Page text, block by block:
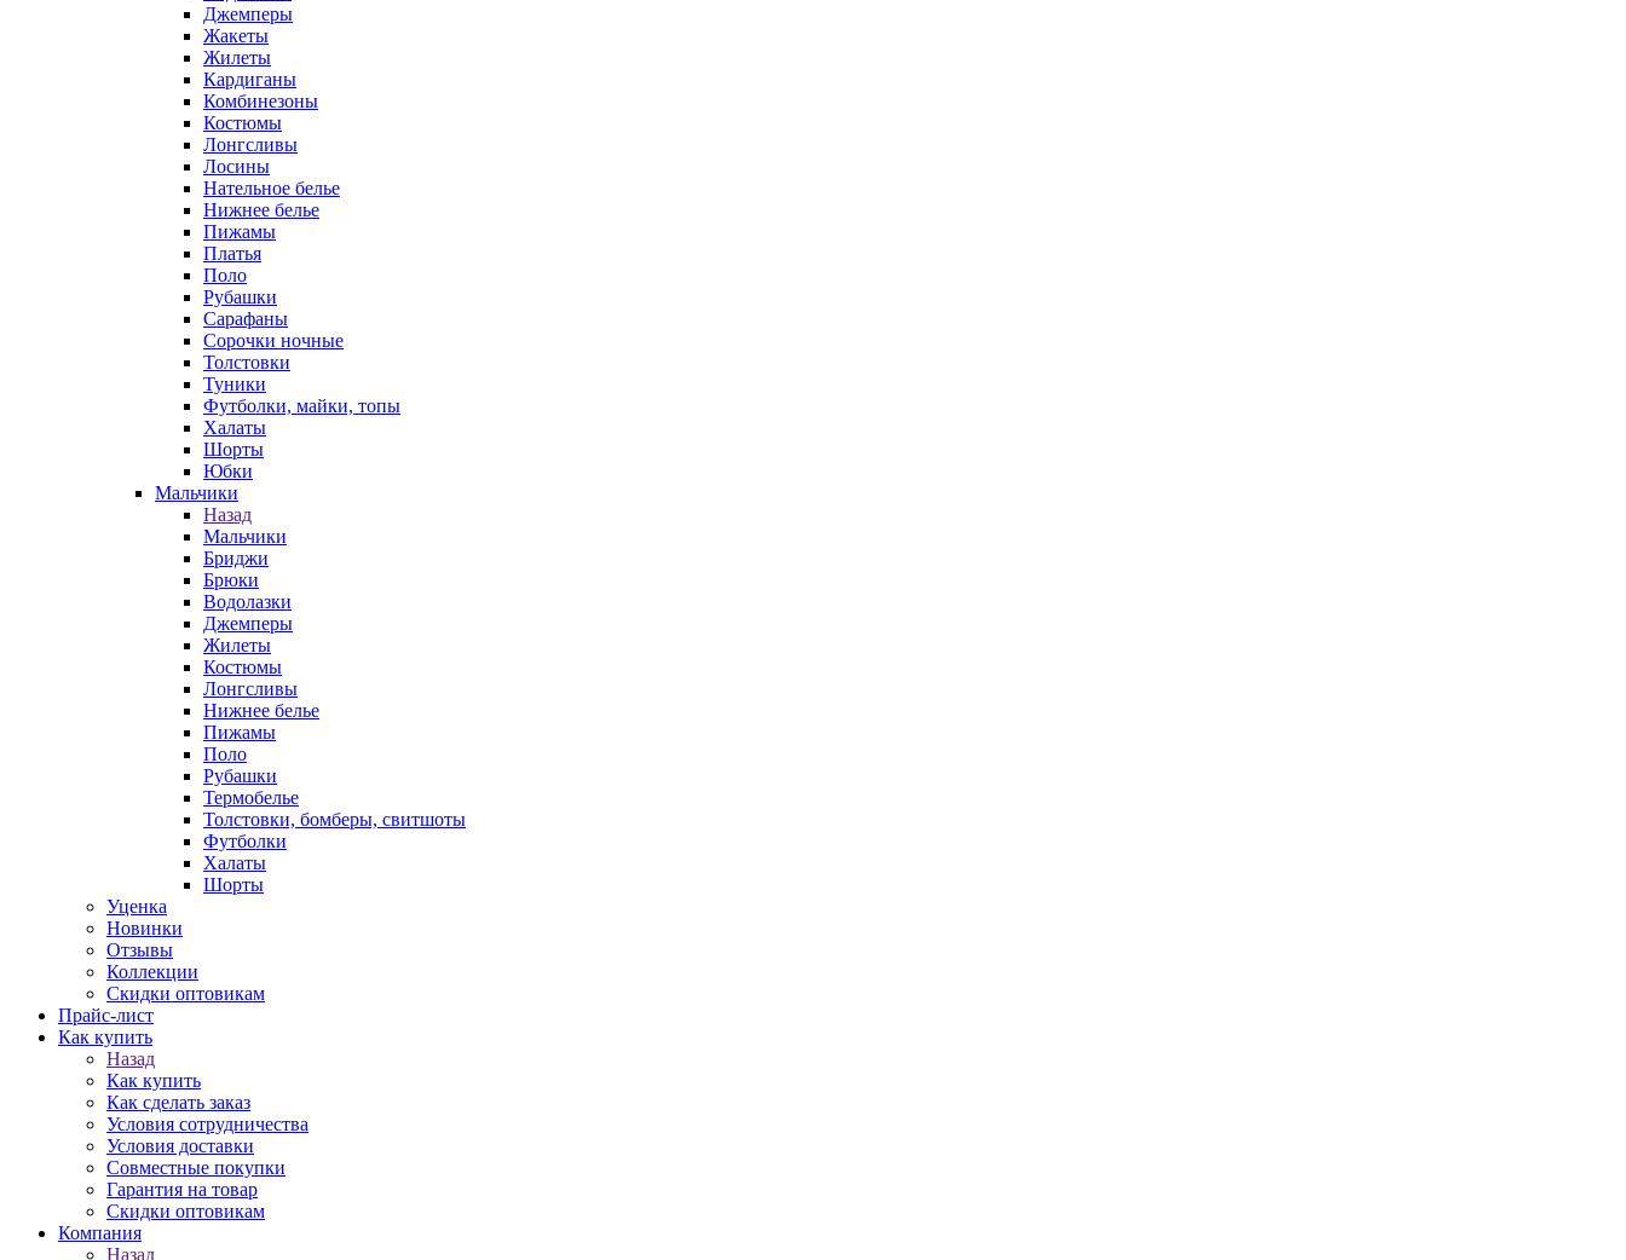
Джемперы
Жакеты
Жилеты
Кардиганы
Комбинезоны
Костюмы
Лонгсливы
Лосины
Нательное белье
Нижнее белье
Пижамы
Платья
Поло
Рубашки
Сарафаны
Сорочки ночные
Толстовки
Туники
Футболки, майки, топы
Халаты
Шорты
Юбки
Мальчики
Назад
Мальчики
Бриджи
Брюки
Водолазки
Джемперы
Жилеты
Костюмы
Лонгсливы
Нижнее белье
Пижамы
Поло
Рубашки
Термобелье
Толстовки, бомберы, свитшоты
Футболки
Халаты
Шорты
Уценка
Новинки
Отзывы
Коллекции
Скидки оптовикам
Прайс-лист
Как купить
Назад
Как купить
Как сделать заказ
Условия сотрудничества
Условия доставки
Совместные покупки
Гарантия на товар
Скидки оптовикам
Компания
Назад